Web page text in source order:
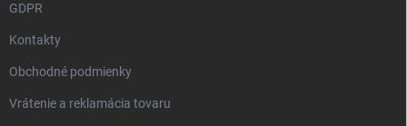
GDPR
Kontakty
Obchodné podmienky
Vrátenie a reklamácia tovaru